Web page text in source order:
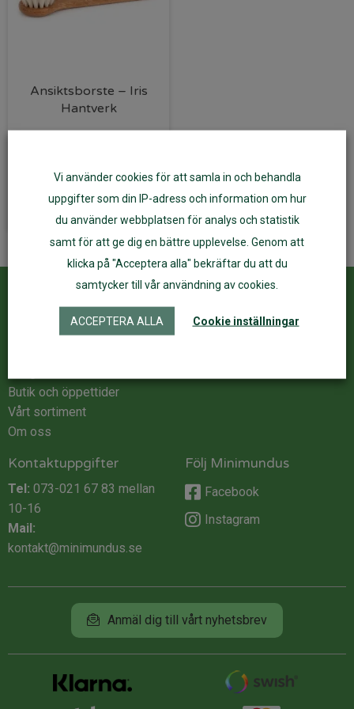
Ansiktsborste – Iris
Hantverk
Lägg till i varukorg
Kundservice
Kontakta oss
Butik och öppettider
Vårt sortiment
Om oss
Kontaktuppgifter
Tel: 073-021 67 83 mellan
10-16
Mail:
kontakt@minimundus.se
Följ Minimundus
Facebook
Instagram
Anmäl dig till vårt nyhetsbrev
Vi använder cookies för att samla in och behandla
uppgifter som din IP-adress och information om hur
du använder webbplatsen för analys och statistik
samt för att ge dig en bättre upplevelse. Genom att
klicka på "Acceptera alla" bekräftar du att du
samtycker till vår användning av cookies.
ACCEPTERA ALLA Cookie inställningar